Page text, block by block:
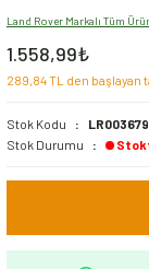
Land Rover Markalı Tüm
1.558,99₺
289,84 TL den başlayan
Stok Kodu
LR003679
Stok Durumu